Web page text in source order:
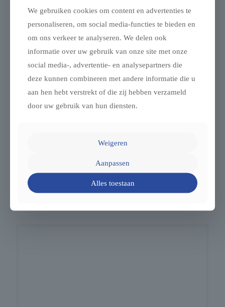
zoekt in de buurt van Beugen en omgeving, biedt VL
Mobiliteit: Ruim aanbod: Nieuwe en gebruikte
We gebruiken cookies om content en advertenties te
personaliseren, om social media-functies te bieden en
om ons verkeer te analyseren. We delen ook
informatie over uw gebruik van onze site met onze
social media-, advertentie- en analysepartners die
deze kunnen combineren met andere informatie die u
aan hen hebt verstrekt of die zij hebben verzameld
door uw gebruik van hun diensten.
Weigeren
Aanpassen
Alles toestaan